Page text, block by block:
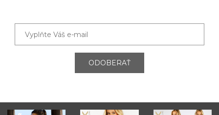
ODOBERAŤ